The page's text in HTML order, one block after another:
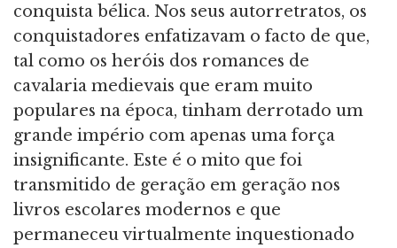
conquista bélica. Nos seus autorretratos, os
conquistadores enfatizavam o facto de que,
tal como os heróis dos romances de
cavalaria medievais que eram muito
populares na época, tinham derrotado um
grande império com apenas uma força
insignificante. Este é o mito que foi
transmitido de geração em geração nos
livros escolares modernos e que
permaneceu virtualmente inquestionado